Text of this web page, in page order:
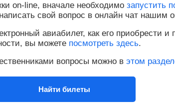
on-line, вначале необходимо запустить
свой вопрос в онлайн чат нашим
авиабилет, как его приобрести и
вы можете посмотреть здесь.
вопросы можно в этом
Найти билеты